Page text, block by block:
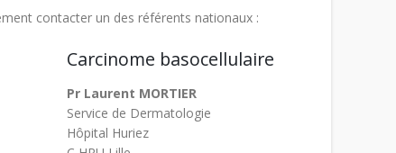
contacter un des référents nationaux :
Carcinome basocellulaire
Pr Laurent MORTIER
Service de Dermatologie
Hôpital Huriez